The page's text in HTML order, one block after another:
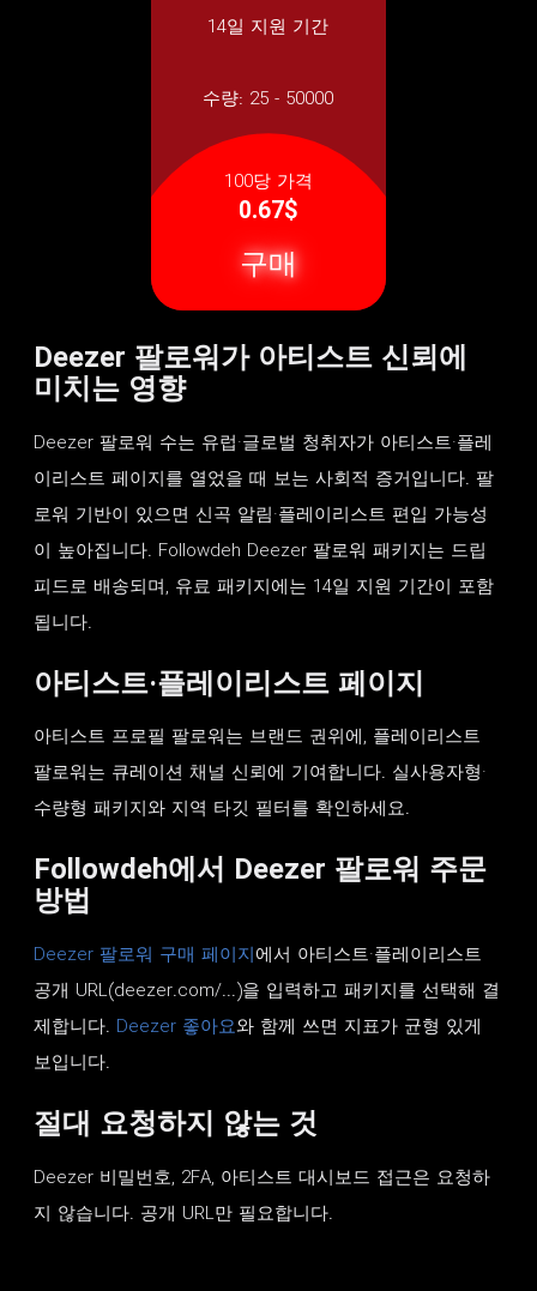
14일 지원 기간
수량: 25 - 50000
100당 가격
0.67$
구매
Deezer 팔로워가 아티스트 신뢰에
미치는 영향
Deezer 팔로워 수는 유럽·글로벌 청취자가 아티스트·플레
이리스트 페이지를 열었을 때 보는 사회적 증거입니다. 팔
로워 기반이 있으면 신곡 알림·플레이리스트 편입 가능성
이 높아집니다. Followdeh Deezer 팔로워 패키지는 드립
피드로 배송되며, 유료 패키지에는 14일 지원 기간이 포함
됩니다.
아티스트·플레이리스트 페이지
아티스트 프로필 팔로워는 브랜드 권위에, 플레이리스트
팔로워는 큐레이션 채널 신뢰에 기여합니다. 실사용자형·
수량형 패키지와 지역 타깃 필터를 확인하세요.
Followdeh에서 Deezer 팔로워 주문
방법
Deezer 팔로워 구매 페이지에서 아티스트·플레이리스트
공개 URL(deezer.com/...)을 입력하고 패키지를 선택해 결
제합니다. Deezer 좋아요와 함께 쓰면 지표가 균형 있게
보입니다.
절대 요청하지 않는 것
Deezer 비밀번호, 2FA, 아티스트 대시보드 접근은 요청하
지 않습니다. 공개 URL만 필요합니다.